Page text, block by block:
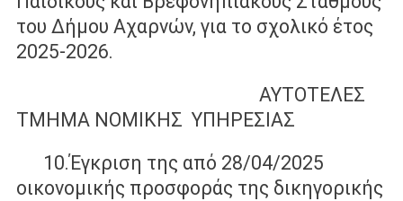
του Δήμου Αχαρνών, για το σχολικό έτος
2025-2026.
ΑΥΤΟΤΕΛΕΣ
ΤΜΗΜΑ ΝΟΜΙΚΗΣ ΥΠΗΡΕΣΙΑΣ
10.Έγκριση της από 28/04/2025
οικονομικής προσφοράς της δικηγορικής